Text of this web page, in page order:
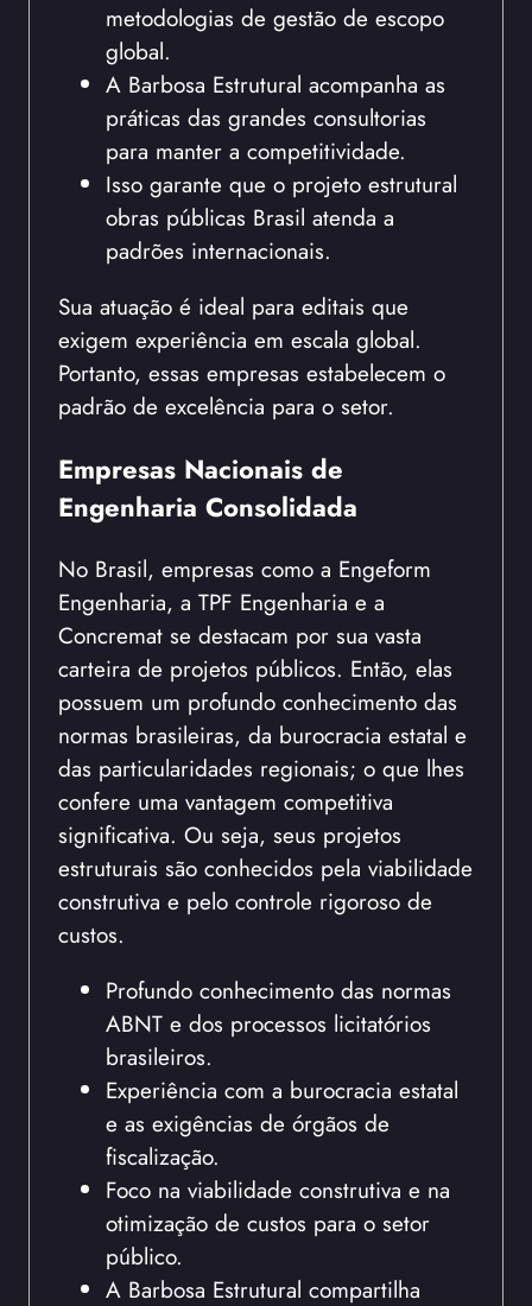
metodologias de gestão de escopo
global.
A Barbosa Estrutural acompanha as
práticas das grandes consultorias
para manter a competitividade.
Isso garante que o projeto estrutural
obras públicas Brasil atenda a
padrões internacionais.
Sua atuação é ideal para editais que
exigem experiência em escala global.
Portanto, essas empresas estabelecem o
padrão de excelência para o setor.
Empresas Nacionais de
Engenharia Consolidada
No Brasil, empresas como a Engeform
Engenharia, a TPF Engenharia e a
Concremat se destacam por sua vasta
carteira de projetos públicos. Então, elas
possuem um profundo conhecimento das
normas brasileiras, da burocracia estatal e
das particularidades regionais; o que lhes
confere uma vantagem competitiva
significativa. Ou seja, seus projetos
estruturais são conhecidos pela viabilidade
construtiva e pelo controle rigoroso de
custos.
Profundo conhecimento das normas
ABNT e dos processos licitatórios
brasileiros.
Experiência com a burocracia estatal
e as exigências de órgãos de
fiscalização.
Foco na viabilidade construtiva e na
otimização de custos para o setor
público.
A Barbosa Estrutural compartilha